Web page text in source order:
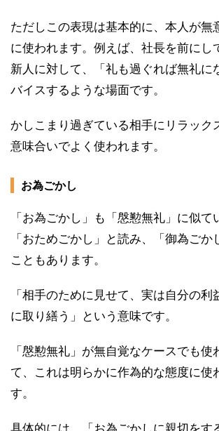
ただしこの表現は基本的に、本人が無
に使われます。例えば、社長を前にし
新人に対して、「礼も過ぐれば無礼に
バイスするような場面です。
かしこまり過ぎている相手にリラック
意味合いでよく使われます。
お為ごかし
「お為ごかし」も「慇懃無礼」に似て
「おためごかし」と読み、「御為ごか
こともあります。
「相手のために見せて、実は自分の利
に取り繕う」という意味です。
「慇懃無礼」が無自覚なケースでも使
て、これは明らかに作為的な態度に使
す。
具体的には、「お為ごかしに親切をす